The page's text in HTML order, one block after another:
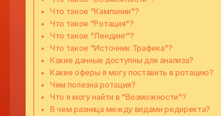
Что такое "Кампании"?
Что такое "Ротация"?
Что такое "Лендинг"?
Что такое "Источник Трафика"?
Какие данные доступны для анализа?
Какие оферы я могу поставить в ротацию?
Чем полезна ротация?
Что я могу найти в "Возможности"?
В чем разница между видами редиректа?